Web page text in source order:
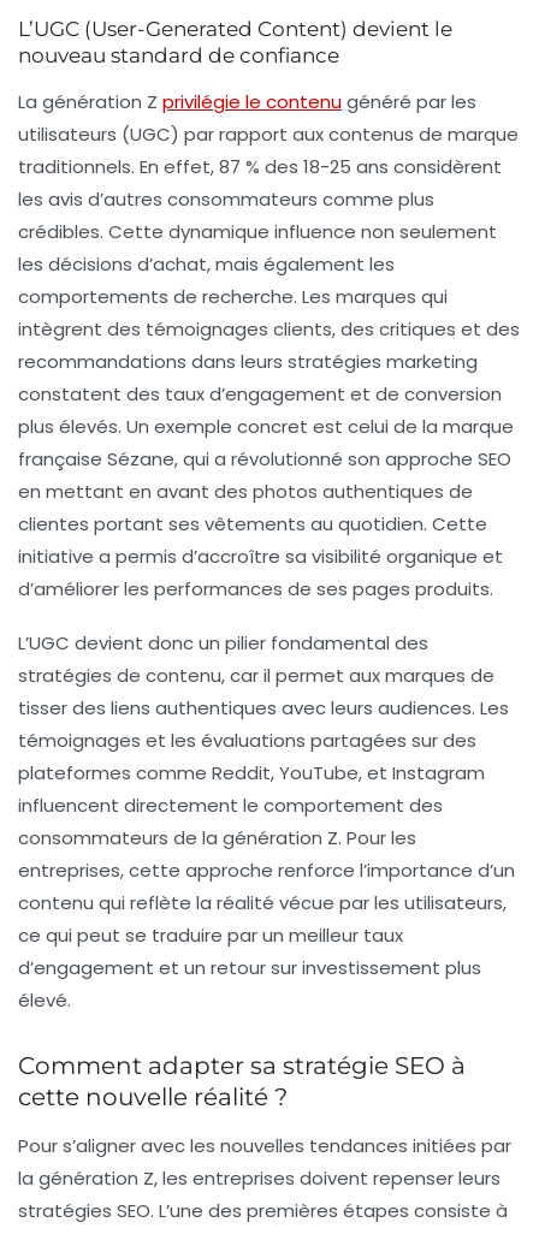
L’UGC (User-Generated Content) devient le
nouveau standard de confiance
La génération Z privilégie le contenugénéré par les
utilisateurs (UGC) par rapport aux contenus de marque
traditionnels. En effet, 87 % des 18-25 ans considèrent
les avis d’autres consommateurs comme plus
crédibles. Cette dynamique influence non seulement
les décisions d’achat, mais également les
comportements de recherche. Les marques qui
intègrent des témoignages clients, des critiques et des
recommandations dans leurs stratégies marketing
constatent des taux d’engagement et de conversion
plus élevés. Un exemple concret est celui de la marque
française Sézane, qui a révolutionné son approche SEO
en mettant en avant des photos authentiques de
clientes portant ses vêtements au quotidien. Cette
initiative a permis d’accroître sa visibilité organique et
d’améliorer les performances de ses pages produits.
L’UGC devient donc un pilier fondamental des
stratégies de contenu, car il permet aux marques de
tisser des liens authentiques avec leurs audiences. Les
témoignages et les évaluations partagées sur des
plateformes comme Reddit,YouTube, et Instagram
influencent directement le comportement des
consommateurs de la génération Z. Pour les
entreprises, cette approche renforce l’importance d’un
contenu qui reflète la réalité vécue par les utilisateurs,
ce qui peut se traduire par un meilleur taux
d’engagement et un retour sur investissement plus
élevé.
Comment adapter sa stratégie SEO à
cette nouvelle réalité ?
Pour s’aligner avec les nouvelles tendances initiées par
la génération Z, les entreprises doivent repenser leurs
stratégies SEO. L’une des premières étapes consiste à